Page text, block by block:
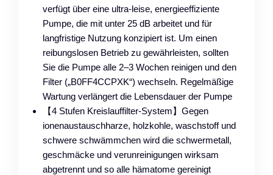
verfügt über eine ultra-leise, energieeffiziente
Pumpe, die mit unter 25 dB arbeitet und für
langfristige Nutzung konzipiert ist. Um einen
reibungslosen Betrieb zu gewährleisten, sollten
Sie die Pumpe alle 2–3 Wochen reinigen und den
Filter („B0FF4CCPXK“) wechseln. Regelmäßige
Wartung verlängert die Lebensdauer der Pumpe
【4 Stufen Kreislauffilter-System】Gegen
ionenaustauschharze, holzkohle, waschstoff und
schwere schwämmchen wird die schwermetall,
geschmäcke und verunreinigungen wirksam
abgetrennt und so alle hämatome gereinigt